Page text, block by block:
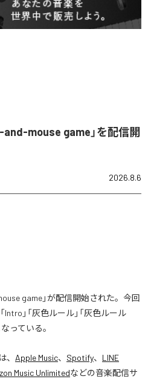
and-mouse game」を配信開
2026.8.6
game」が配信開始された。今回
」「灰色ルール」「灰色ルール
っている。
、 Apple Music、 Spotify、 LINE
Music Unlimitedなどの音楽配信サ